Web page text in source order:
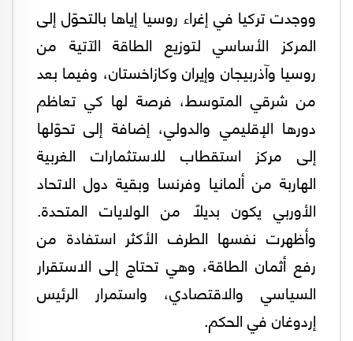
ووجدت تركيا في إغراء روسيا إياها بالتحوّل إلى
المركز الأساسي لتوزيع الطاقة الآتية من
روسيا وآذربيجان وإيران وكازاخستان، وفيما بعد
من شرقي المتوسط، فرصة لها كي تعاظم
دورها الإقليمي والدولي، إضافة إلى تحوّلها
إلى مركز استقطاب للاستثمارات الغربية
الهاربة من ألمانيا وفرنسا وبقية دول الاتحاد
الأوربي يكون بديلاً من الولايات المتحدة.
وأظهرت نفسها الطرف الأكثر استفادة من
رفع أثمان الطاقة، وهي تحتاج إلى الاستقرار
السياسي والاقتصادي، واستمرار الرئيس
إردوغان في الحكم.